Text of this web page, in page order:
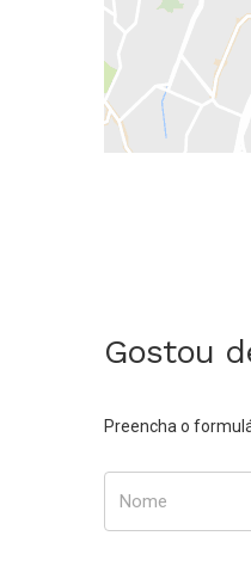
Gostou
Preencha o